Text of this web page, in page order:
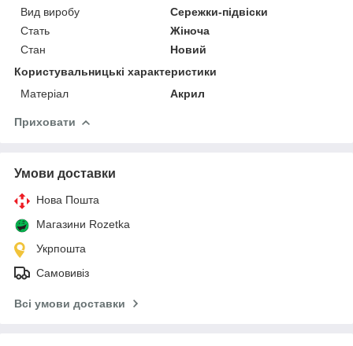
Вид виробу
Сережки-підвіски
Стать
Жіноча
Стан
Новий
Користувальницькі характеристики
Матеріал
Акрил
Приховати
Умови доставки
Нова Пошта
Магазини Rozetka
Укрпошта
Самовивіз
Всі умови доставки